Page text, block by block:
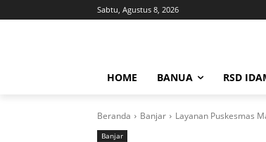
Sabtu, Agustus 8, 2026
HOME BANUA RSD
Beranda Banjar Layanan Puskesmas
Banjar